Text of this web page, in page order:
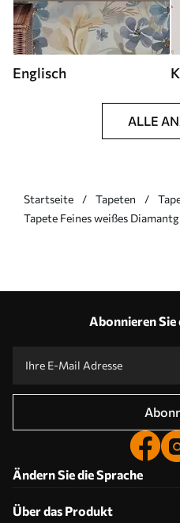
Englisch
ALLE
Startseite Tapeten
Tapete Feines weißes
Abonnieren
Ändern Sie die Sprache
Über das Produkt